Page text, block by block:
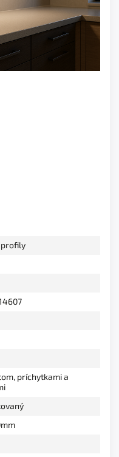
profily
príchytkami a